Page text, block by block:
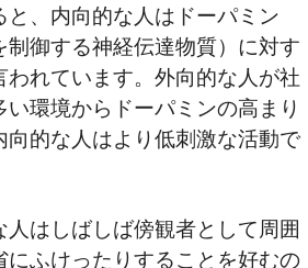
、内向的な人はドーパミン
制御する神経伝達物質）に対す
われています。外向的な人が社
環境からドーパミンの高まり
向的な人はより低刺激な活動で
はしばしば傍観者として周囲
にふけったりすることを好むの